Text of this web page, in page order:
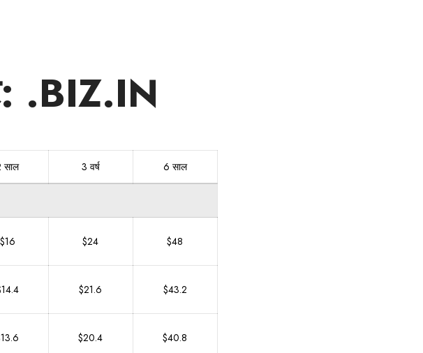
.BIZ.IN
साल 3 वर्ष 6 साल
$16 $24 $48
$21.6 $43.2
$20.4 $40.8